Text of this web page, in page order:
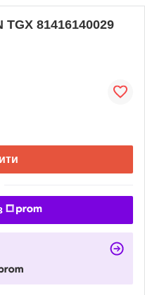
81416140029